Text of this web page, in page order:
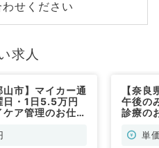
せください
求人
山市】マイカー通
日・1日5.5万円
ア管理のお仕事
【奈
午後の
診療の
単